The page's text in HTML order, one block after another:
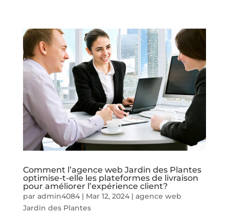
Comment l’agence web Jardin des Plantes
optimise-t-elle les plateformes de livraison
pour améliorer l’expérience client?
par admin4084| Mar 12, 2024| agence web
Jardin des Plantes